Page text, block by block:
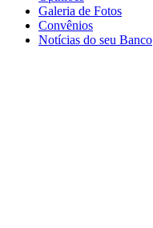
Galeria de Fotos
Convênios
Notícias do seu Banco